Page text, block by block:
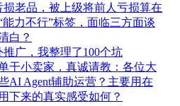
损老品，被上级将前人亏损算在
力不行”标签，面临三方面谈
白？
广，我整理了100个坑
干小卖家，真诚请教：各位大
AI Agent辅助运营？主要用在
下来的真实感受如何？